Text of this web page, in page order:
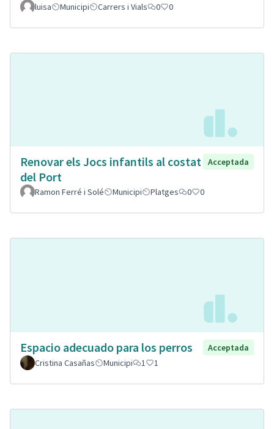
luisa Municipi Carrers i Vials 0 0
Renovar els Jocs infantils al costat
del Port
Acceptada
Ramon Ferré i Solé Municipi Platges 0 0
Espacio adecuado para los perros
Acceptada
Cristina Casañas
Municipi 1 1